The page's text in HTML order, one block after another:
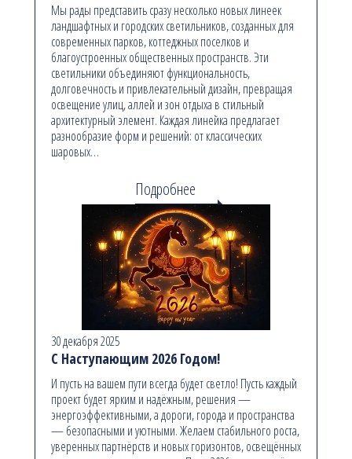
Мы рады представить сразу несколько новых линеек
ландшафтных и городских светильников, созданных для
современных парков, коттеджных поселков и
благоустроенных общественных пространств. Эти
светильники объединяют функциональность,
долговечность и привлекательный дизайн, превращая
освещение улиц, аллей и зон отдыха в стильный
архитектурный элемент. Каждая линейка предлагает
разнообразие форм и решений: от классических
шаровых…
Подробнее
30 декабря 2025
С Наступающим 2026 Годом!
И пусть на вашем пути всегда будет светло! Пусть каждый
проект будет ярким и надёжным, решения —
энергоэффективными, а дороги, города и пространства
— безопасными и уютными. Желаем стабильного роста,
уверенных партнёрств и новых горизонтов, освещённых